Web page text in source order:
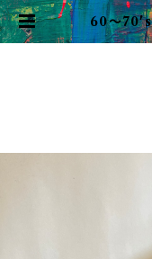
60〜70's
テ ター